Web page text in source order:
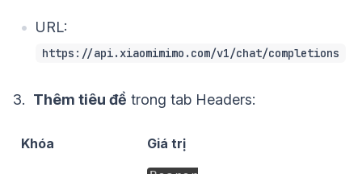
URL:
https://api.xiaomimimo.com/v1/chat/completions
3. Thêm tiêu đề trong tab Headers:
Khóa Giá trị